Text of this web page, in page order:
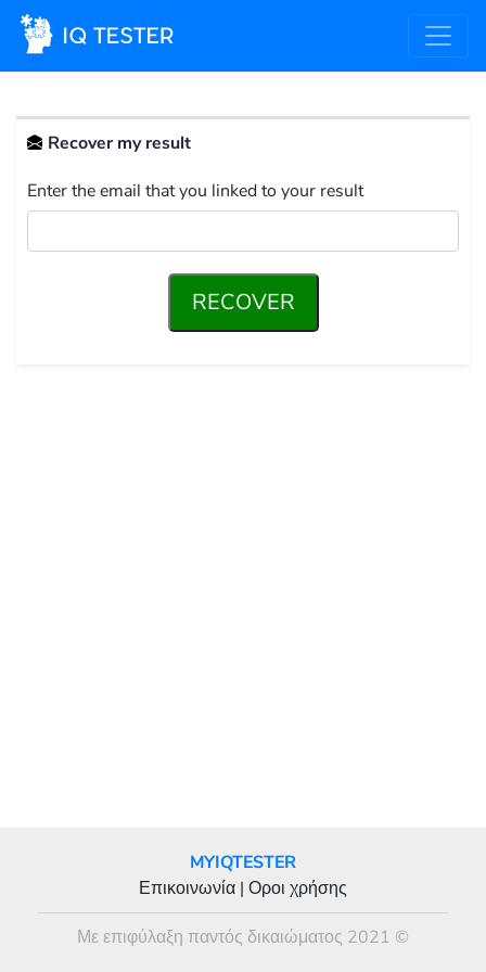
Recover my result
Enter the email that you linked to your result
RECOVER
MYIQTESTER
Επικοινωνία | Οροι χρήσης
Με επιφύλαξη παντός δικαιώματος 2021 ©